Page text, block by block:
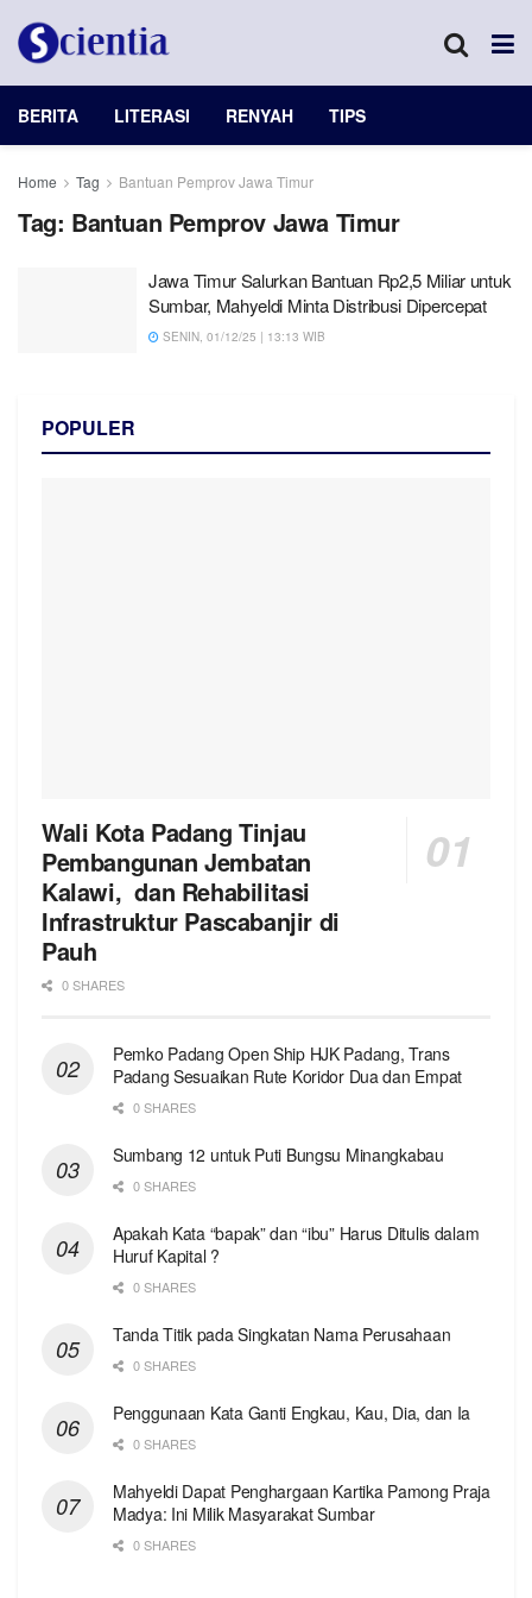
BERITA LITERASI RENYAH TIPS
Home Tag Bantuan Pemprov Jawa Timur
Tag: Bantuan Pemprov Jawa Timur
Jawa Timur Salurkan Bantuan Rp2,5 Miliar untuk
Sumbar, Mahyeldi Minta Distribusi Dipercepat
SENIN, 01/12/25 | 13:13 WIB
POPULER
Wali Kota Padang Tinjau
Pembangunan Jembatan
Kalawi, dan Rehabilitasi
Infrastruktur Pascabanjir di
Pauh
0 SHARES
Pemko Padang Open Ship HJK Padang, Trans
Padang Sesuaikan Rute Koridor Dua dan Empat
0 SHARES
Sumbang 12 untuk Puti Bungsu Minangkabau
0 SHARES
Apakah Kata “bapak” dan “ibu” Harus Ditulis dalam
Huruf Kapital ?
0 SHARES
Tanda Titik pada Singkatan Nama Perusahaan
0 SHARES
Penggunaan Kata Ganti Engkau, Kau, Dia, dan Ia
0 SHARES
Mahyeldi Dapat Penghargaan Kartika Pamong Praja
Madya: Ini Milik Masyarakat Sumbar
0 SHARES